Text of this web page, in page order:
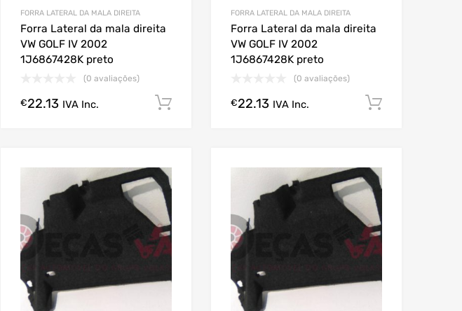
Comprar Agora!
FORRA LATERAL DA MALA DIREITA
Forra Lateral da mala direita
VW GOLF IV 2002
1J6867428K preto
(0 avaliações)
€22.13 IVA Inc. Comprar Agora!
FORRA LATERAL DA MALA DIREITA
Forra Lateral da mala direita
VW GOLF IV 2002
1J6867428K preto
(0 avaliações)
€22.13 IVA Inc.